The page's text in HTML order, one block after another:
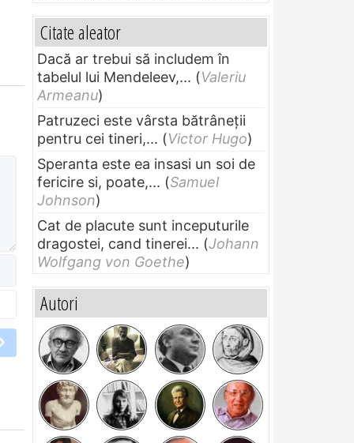
Citate aleator
Dacă ar trebui să includem în
tabelul lui Mendeleev,... (Valeriu
Armeanu)
Patruzeci este vârsta bătrâneții
pentru cei tineri,... (Victor Hugo)
Speranta este ea insasi un soi de
fericire si, poate,... (Samuel
Johnson)
Cat de placute sunt inceputurile
dragostei, cand tinerei... (Johann
Wolfgang von Goethe)
Autori